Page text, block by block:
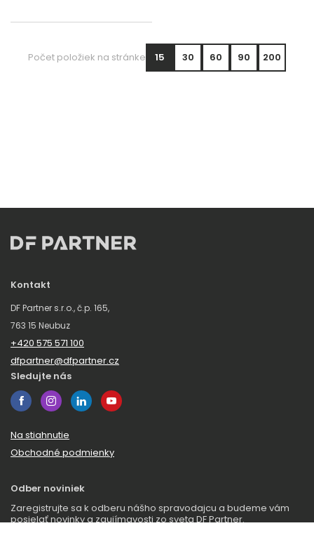
Počet položiek na stránke 15 30 60 90 200
Kontakt
DF Partner s.r.o., č.p. 165,
763 15 Neubuz
+420 575 571 100
dfpartner@dfpartner.cz
Sledujte nás
Na stiahnutie
Obchodné podmienky
Odber noviniek
Zaregistrujte sa k odberu nášho spravodajcu a budeme vám
posielať novinky a zaujímavosti zo sveta DF Partner.